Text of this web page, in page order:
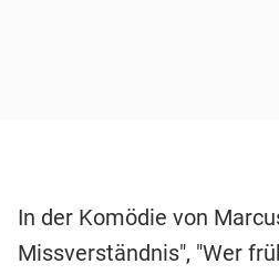
In der Komödie von
Missverständnis", "Wer